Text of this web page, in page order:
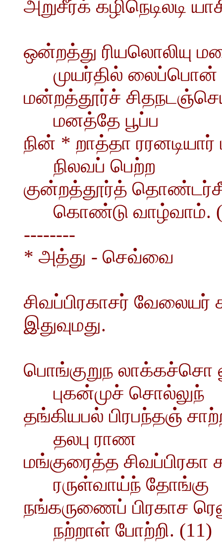
அறுசீர்க் கழிநெடிலடி
ஒன்றத்து ரியலொலியு
முயர்தில் லைப்பொன்
மன்றத்தூர்ச்
மனத்தே பூப்ப
நின் * றாத்தா ரரனடியார்
நிலவப் பெற்ற
குன்றத்தூர்த்
கொண்டு வாழ்வாம்.
--------
* அத்து - செவ்வை
சிவப்பிரகாசர் வேலையர்
இதுவுமது.
பொங்குறுந லாக்கச்சொ
புகன்முச் சொல்லுந்
தங்கியபல் பிரபந்தஞ்
தலபு ராண
மங்குரைத்த
ரருள்வாய்ந் தோங்கு
நங்கருணைப் பிரகாச
நற்றாள் போற்றி. (11)